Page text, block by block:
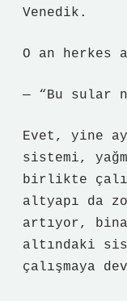
Venedik.
O an herkes
— “Bu sular
Evet, yine
sistemi,
birlikte
altyapı da
artıyor,
altındaki
çalışmaya